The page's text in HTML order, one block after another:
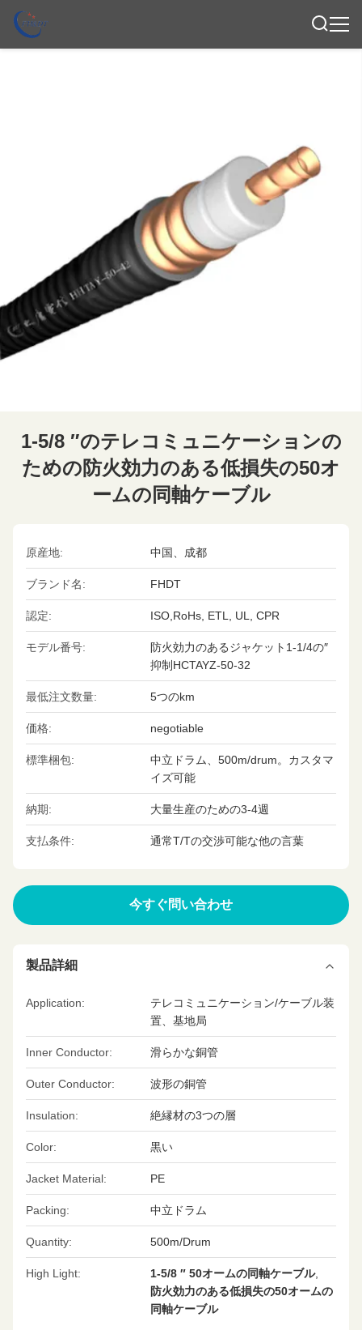
1-5/8 ″のテレコミュニケーションの
ための防火効力のある低損失の50オ
ームの同軸ケーブル
原産地: 中国、成都
ブランド名: FHDT
認定: ISO,RoHs, ETL, UL, CPR
モデル番号:
防火効力のあるジャケット1-1/4の″
抑制HCTAYZ-50-32
最低注文数量: 5つのkm
価格: negotiable
標準梱包:
中立ドラム、500m/drum。カスタマ
イズ可能
納期: 大量生産のための3-4週
支払条件: 通常T/Tの交渉可能な他の言葉
今すぐ問い合わせ
製品詳細
Application:
テレコミュニケーション/ケーブル装
置、基地局
Inner Conductor: 滑らかな銅管
Outer Conductor: 波形の銅管
Insulation: 絶縁材の3つの層
Color: 黒い
Jacket Material: PE
Packing: 中立ドラム
Quantity: 500m/Drum
High Light: 1-5/8 ″ 50オームの同軸ケーブル,
防火効力のある低損失の50オームの
同軸ケーブル